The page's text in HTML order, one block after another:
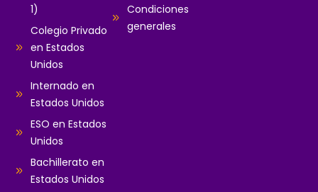
1)
Colegio Privado
en Estados
Unidos
Internado en
Estados Unidos
ESO en Estados
Unidos
Bachillerato en
Estados Unidos
Condiciones
generales